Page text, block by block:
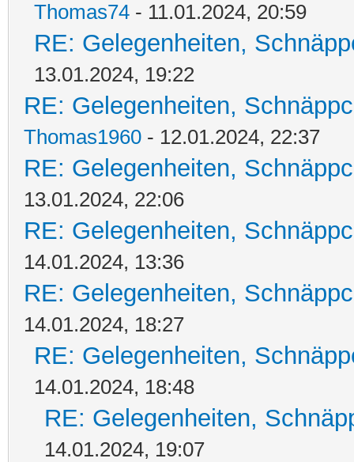
Thomas74 - 11.01.2024, 20:59
RE: Gelegenheiten,
13.01.2024, 19:22
RE: Gelegenheiten,
Thomas1960 - 12.01.2024, 22:37
RE: Gelegenheiten,
13.01.2024, 22:06
RE: Gelegenheiten,
14.01.2024, 13:36
RE: Gelegenheiten,
14.01.2024, 18:27
RE: Gelegenheiten,
14.01.2024, 18:48
RE: Gelegenheiten,
14.01.2024, 19:07